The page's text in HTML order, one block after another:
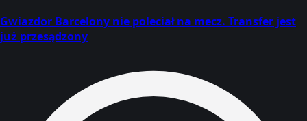
Gwiazdor Barcelony nie poleciał na mecz. Transfer jest
już przesądzony